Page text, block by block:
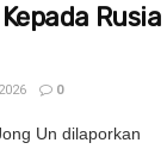
Rusia
0
Un dilaporkan